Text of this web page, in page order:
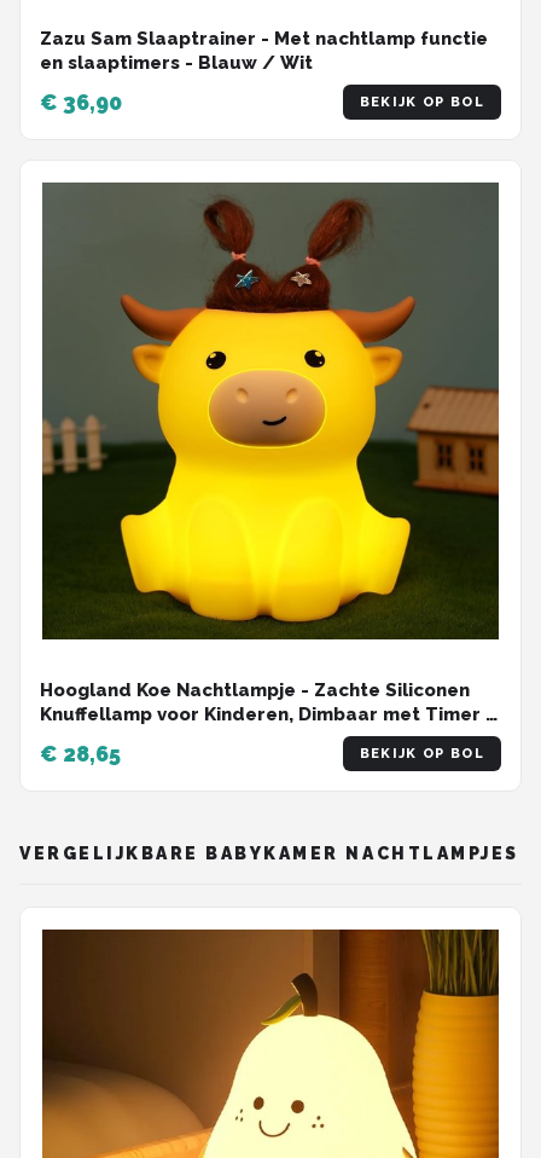
Zazu Sam Slaaptrainer - Met nachtlamp functie
en slaaptimers - Blauw / Wit
€ 36,90 BEKIJK OP BOL
Hoogland Koe Nachtlampje - Zachte Siliconen
Knuffellamp voor Kinderen, Dimbaar met Timer &
Oplaadbaar, Cadeau voor Baby's Jongens &
Meisjes
€ 28,65 BEKIJK OP BOL
VERGELIJKBARE BABYKAMER NACHTLAMPJES